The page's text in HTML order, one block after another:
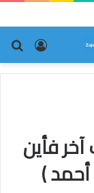
تسجيل
الدخول
فأين
أحمد )